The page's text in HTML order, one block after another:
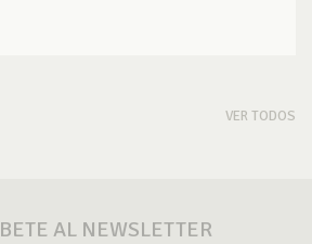
VER TODOS
AL NEWSLETTER